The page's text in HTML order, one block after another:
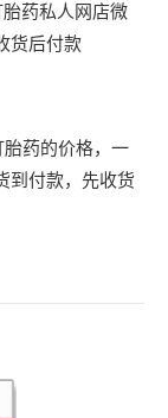
药私人网店微
货后付款
药的价格，一
到付款，先收货